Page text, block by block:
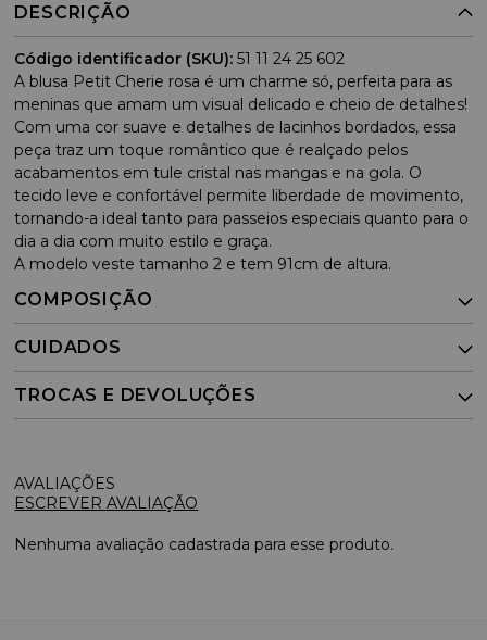
DESCRIÇÃO
Código identificador (SKU): 51 11 24 25 602
A blusa Petit Cherie rosa é um charme só, perfeita para as
meninas que amam um visual delicado e cheio de detalhes!
Com uma cor suave e detalhes de lacinhos bordados, essa
peça traz um toque romântico que é realçado pelos
acabamentos em tule cristal nas mangas e na gola. O
tecido leve e confortável permite liberdade de movimento,
tornando-a ideal tanto para passeios especiais quanto para o
dia a dia com muito estilo e graça.
A modelo veste tamanho 2 e tem 91cm de altura.
COMPOSIÇÃO
CUIDADOS
TROCAS E DEVOLUÇÕES
ESCREVER AVALIAÇÃO
Nenhuma avaliação cadastrada para esse produto.